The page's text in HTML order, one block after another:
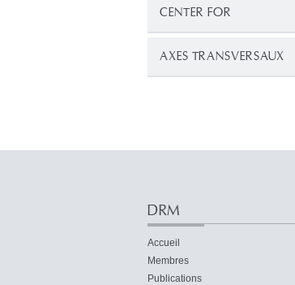
CENTER FOR
AXES TRANSVERSAUX
DRM
Accueil
Membres
Publications